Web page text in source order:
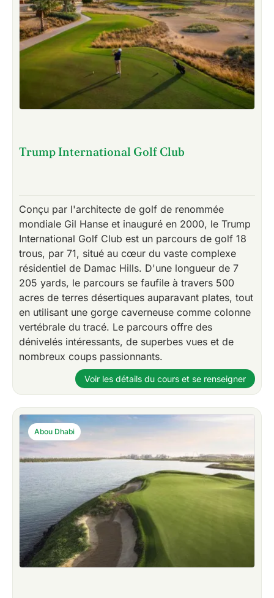
Trump International Golf Club
Conçu par l'architecte de golf de renommée
mondiale Gil Hanse et inauguré en 2000, le Trump
International Golf Club est un parcours de golf 18
trous, par 71, situé au cœur du vaste complexe
résidentiel de Damac Hills. D'une longueur de 7
205 yards, le parcours se faufile à travers 500
acres de terres désertiques auparavant plates, tout
en utilisant une gorge caverneuse comme colonne
vertébrale du tracé. Le parcours offre des
dénivelés intéressants, de superbes vues et de
nombreux coups passionnants.
Voir les détails du cours et se renseigner
Abou Dhabi